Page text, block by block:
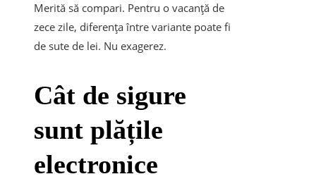
Merită să compari. Pentru o vacanță de
zece zile, diferența între variante poate fi
de sute de lei. Nu exagerez.
Cât de sigure
sunt plățile
electronice